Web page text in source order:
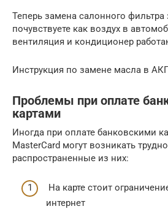
Теперь замена салонного
почувствуете как воздух в
вентиляция и кондиционер
Инструкция по замене масла в
Проблемы при оплате
картами
Иногда при оплате банковскими
MasterCard могут возникать
распространенные из них:
На карте стоит
интернет